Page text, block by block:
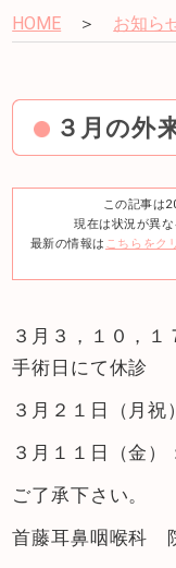
HOME ＞ お知ら
３月の外
この記事は
現在は状況が異
最新の情報は こちらをク
３月３，１０，１
手術日にて休診
３月２１日（月祝
３月１１日（金
ご了承下さい。
首藤耳鼻咽喉科